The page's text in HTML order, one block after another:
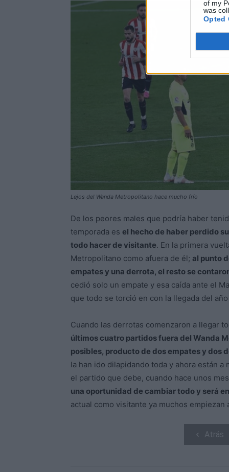
of my
was
Opted
Lejos del Wanda Metropolitano hace mucho frío
De los peores males que podría haber
temporada es el hecho de haber perdido
todo hacer de visitante. En la primera
Metropolitano como afuera de él; al punto
empates y una derrota, el resto se
cedió solo un empate y esa caída ante el
que todo se torció en con la llegada del
Cuando las derrotas comenzaron a llegar
últimos cuatro partidos fuera del Wanda
posibles, producto de dos empates y dos
la han ido dilapidando toda y ahora están
el partido que debe, cuando hace unos
una oportunidad de cambiar todo y será
actual como visitante ya muchos empiezan
Atrás